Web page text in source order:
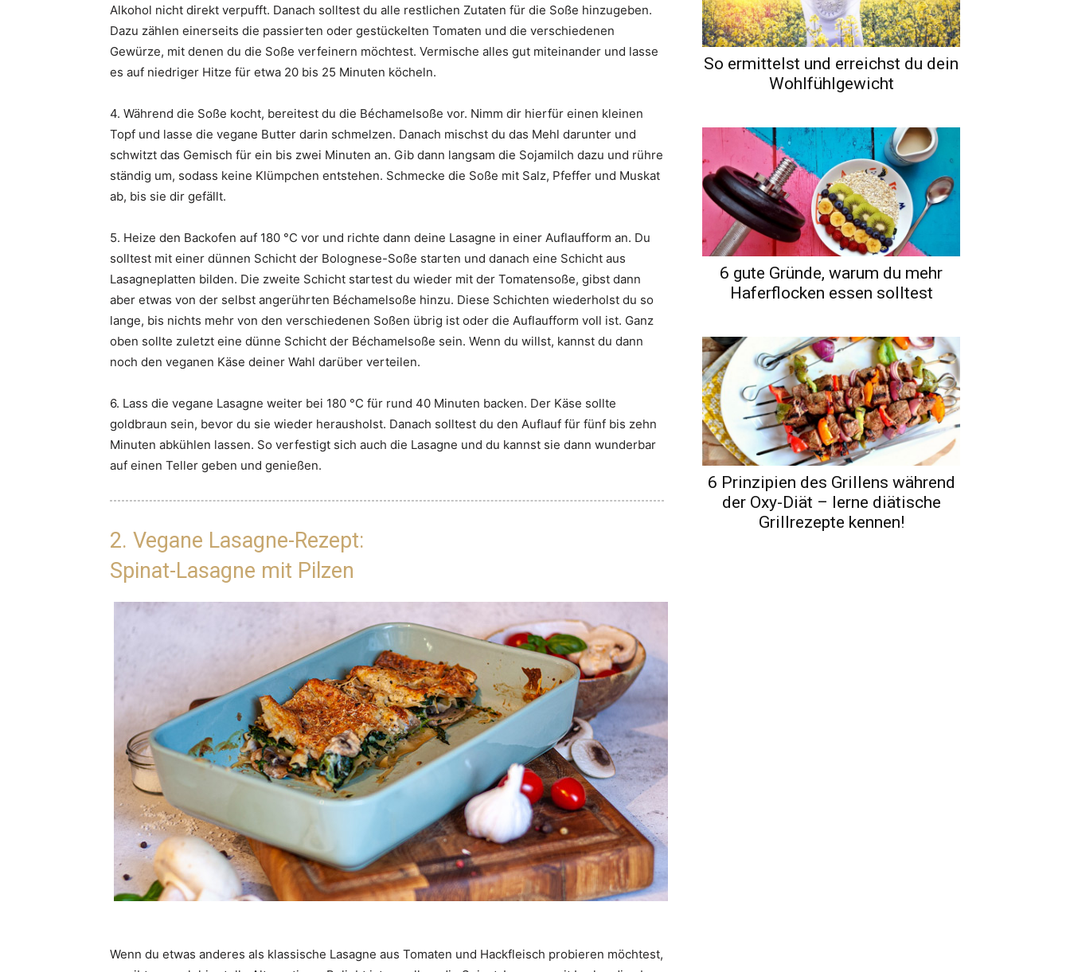
Alkohol nicht direkt verpufft. Danach solltest du alle restlichen Zutaten für die Soße hinzugeben.
Dazu zählen einerseits die passierten oder gestückelten Tomaten und die verschiedenen
Gewürze, mit denen du die Soße verfeinern möchtest. Vermische alles gut miteinander und lasse
es auf niedriger Hitze für etwa 20 bis 25 Minuten köcheln.
4. Während die Soße kocht, bereitest du die Béchamelsoße vor. Nimm dir hierfür einen kleinen
Topf und lasse die vegane Butter darin schmelzen. Danach mischst du das Mehl darunter und
schwitzt das Gemisch für ein bis zwei Minuten an. Gib dann langsam die Sojamilch dazu und rühre
ständig um, sodass keine Klümpchen entstehen. Schmecke die Soße mit Salz, Pfeffer und Muskat
ab, bis sie dir gefällt.
5. Heize den Backofen auf 180 °C vor und richte dann deine Lasagne in einer Auflaufform an. Du
solltest mit einer dünnen Schicht der Bolognese-Soße starten und danach eine Schicht aus
Lasagneplatten bilden. Die zweite Schicht startest du wieder mit der Tomatensoße, gibst dann
aber etwas von der selbst angerührten Béchamelsoße hinzu. Diese Schichten wiederholst du so
lange, bis nichts mehr von den verschiedenen Soßen übrig ist oder die Auflaufform voll ist. Ganz
oben sollte zuletzt eine dünne Schicht der Béchamelsoße sein. Wenn du willst, kannst du dann
noch den veganen Käse deiner Wahl darüber verteilen.
6. Lass die vegane Lasagne weiter bei 180 °C für rund 40 Minuten backen. Der Käse sollte
goldbraun sein, bevor du sie wieder herausholst. Danach solltest du den Auflauf für fünf bis zehn
Minuten abkühlen lassen. So verfestigt sich auch die Lasagne und du kannst sie dann wunderbar
auf einen Teller geben und genießen.
2. Vegane Lasagne-Rezept:
Spinat-Lasagne mit Pilzen
Wenn du etwas anderes als klassische Lasagne aus Tomaten und Hackfleisch probieren möchtest,
So ermittelst und erreichst du dein
Wohlfühlgewicht
6 gute Gründe, warum du mehr
Haferflocken essen solltest
6 Prinzipien des Grillens während
der Oxy-Diät – lerne diätische
Grillrezepte kennen!